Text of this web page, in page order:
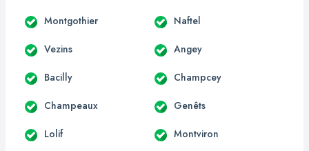
Montgothier Naftel
Vezins Angey
Bacilly Champcey
Champeaux Genêts
Lolif Montviron